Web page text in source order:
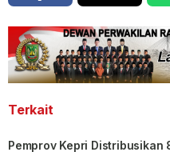
Terkait
Pemprov Kepri Distribusikan